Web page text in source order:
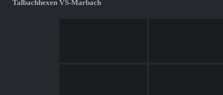
Talbachhexen VS-Marbach